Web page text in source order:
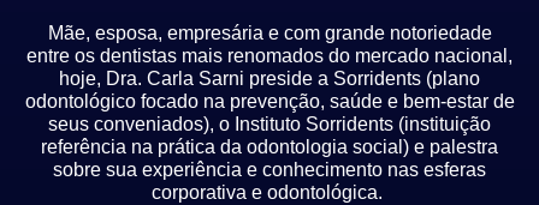
Mãe, esposa, empresária e com grande notoriedade
entre os dentistas mais renomados do mercado nacional,
hoje, Dra. Carla Sarni preside a Sorridents (plano
odontológico focado na prevenção, saúde e bem-estar de
seus conveniados), o Instituto Sorridents (instituição
referência na prática da odontologia social) e palestra
sobre sua experiência e conhecimento nas esferas
corporativa e odontológica.